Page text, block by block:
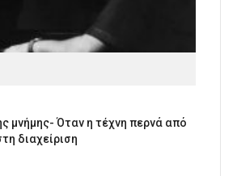
μνήμης- Όταν η τέχνη περνά από
διαχείριση